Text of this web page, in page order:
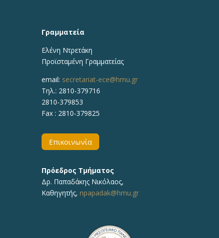
Γραμματεία
Ελένη Ντρετάκη
Προϊσταμένη Γραμματείας
email: secretariat-ece@hmu.gr
Τηλ.: 2810-379716
2810-379853
Fax : 2810-379825
Επικοινωνία
Πρόεδρος Τμήματος
Δρ. Παπαδάκης Νικόλαος,
Καθηγητής, npapadak@hmu.gr